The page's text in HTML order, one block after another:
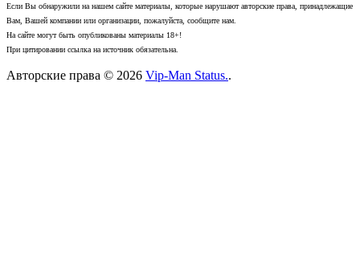
Если Вы обнаружили на нашем сайте материалы, которые нарушают авторские права, принадлежащие
Вам, Вашей компании или организации, пожалуйста, сообщите нам.
На сайте могут быть опубликованы материалы 18+!
При цитировании ссылка на источник обязательна.
Авторские права © 2026 Vip-Man Status..